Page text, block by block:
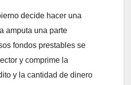
decide hacer una
amputa una parte
fondos prestables se
y comprime la
y la cantidad de dinero